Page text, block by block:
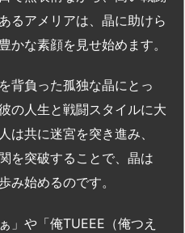
るアメリアは、晶に助けら
かな素顔を見せ始めます。
背負った孤独な晶にとっ
の人生と戦闘スタイルに大
は共に迷宮を突き進み、
を突破することで、晶は
み始めるのです。
」や「俺TUEEE（俺つえ